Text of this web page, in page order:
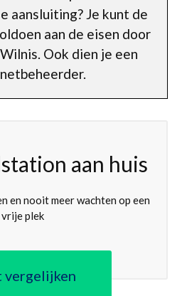
aansluiting? Je kunt de
aan de eisen door
Ook dien je een
aan huis
en nooit meer wachten op een
vrije plek
vergelijken